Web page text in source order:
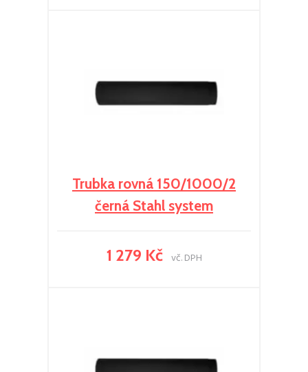
Trubka rovná 150/1000/2
černá Stahl system
1 279 Kč vč. DPH